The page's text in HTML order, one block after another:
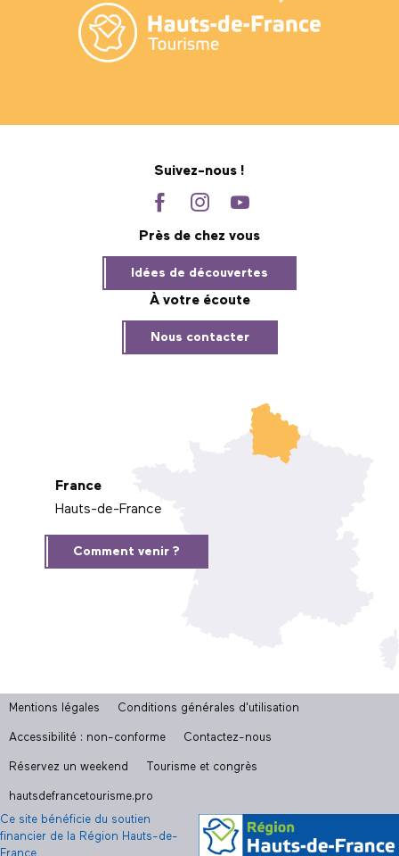
Suivez-nous !
Près de chez vous
Idées de découvertes
À votre écoute
Nous contacter
France
Hauts-de-France
Comment venir ?
Mentions légales Conditions générales d'utilisation
Accessibilité : non-conforme Contactez-nous
Réservez un weekend Tourisme et congrès
hautsdefrancetourisme.pro
Ce site bénéficie du soutien
financier de la Région Hauts-de-
France